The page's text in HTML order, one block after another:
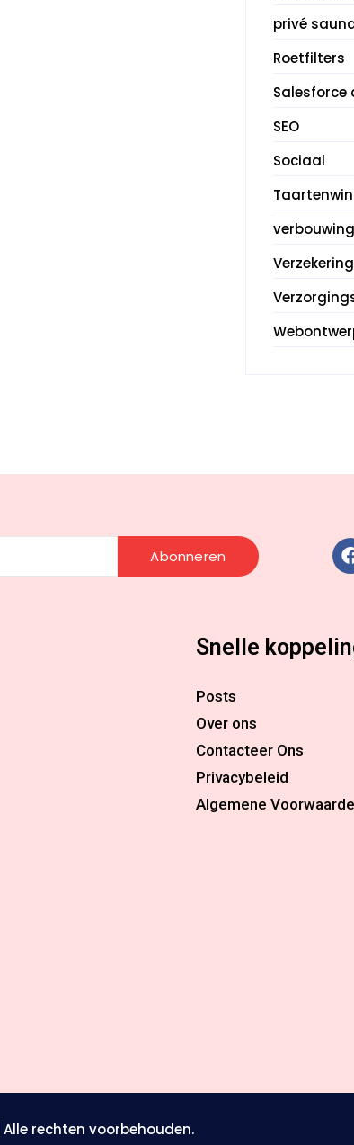
privé
Roetfilters
Salesforce
SEO
Sociaal
Abonneren
Snelle
Posts
Over ons
Contacteer Ons
Privacybeleid
Algemene
| Alle rechten voorbehouden.